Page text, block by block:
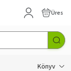
Üres
Könyv